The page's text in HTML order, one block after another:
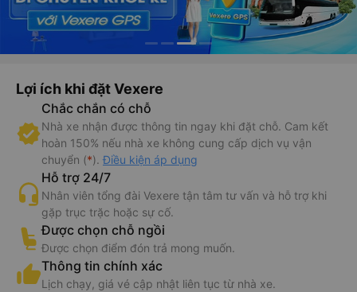
Lợi ích khi đặt Vexere
Chắc chắn có chỗ
Nhà xe nhận được thông tin ngay khi đặt chỗ. Cam kết
hoàn 150% nếu nhà xe không cung cấp dịch vụ vận
chuyển (*). Điều kiện áp dụng
Hỗ trợ 24/7
Nhân viên tổng đài Vexere tận tâm tư vấn và hỗ trợ khi
gặp trục trặc hoặc sự cố.
Được chọn chỗ ngồi
Được chọn điểm đón trả mong muốn.
Thông tin chính xác
Lịch chạy, giá vé cập nhật liên tục từ nhà xe.